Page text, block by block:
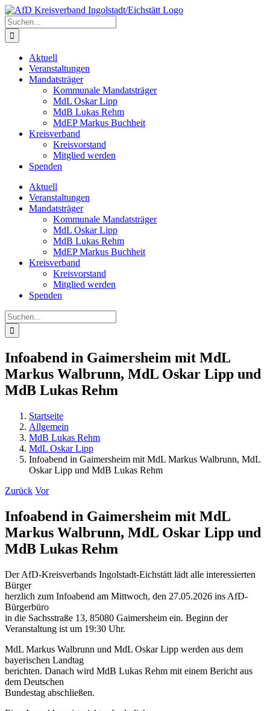
Zum
Inhalt
springen
Suche
nach:
Aktuell
Veranstaltungen
Mandatsträger
Kommunale Mandatsträger
MdL Oskar Lipp
MdB Lukas Rehm
MdEP Markus Buchheit
Kreisverband
Kreisvorstand
Mitglied werden
Spenden
Aktuell
Veranstaltungen
Mandatsträger
Kommunale Mandatsträger
MdL Oskar Lipp
MdB Lukas Rehm
MdEP Markus Buchheit
Kreisverband
Kreisvorstand
Mitglied werden
Spenden
Suche
nach:
Infoabend in Gaimersheim mit MdL
Markus Walbrunn, MdL Oskar Lipp und
MdB Lukas Rehm
Startseite
Allgemein
MdB Lukas Rehm
MdL Oskar Lipp
Infoabend in Gaimersheim mit MdL Markus Walbrunn, MdL
Oskar Lipp und MdB Lukas Rehm
Zurück Vor
Infoabend in Gaimersheim mit MdL
Markus Walbrunn, MdL Oskar Lipp und
MdB Lukas Rehm
Der AfD-Kreisverbands Ingolstadt-Eichstätt lädt alle interessierten
Bürger
herzlich zum Infoabend am Mittwoch, den 27.05.2026 ins AfD-
Bürgerbüro
in die Sachsstraße 13, 85080 Gaimersheim ein. Beginn der
Veranstaltung ist um 19:30 Uhr.
MdL Markus Walbrunn und MdL Oskar Lipp werden aus dem
bayerischen Landtag
berichten. Danach wird MdB Lukas Rehm mit einem Bericht aus
dem Deutschen
Bundestag abschließen.